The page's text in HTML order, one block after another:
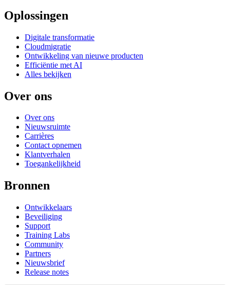
Oplossingen
Digitale transformatie
Cloudmigratie
Ontwikkeling van nieuwe producten
Efficiëntie met AI
Alles bekijken
Over ons
Over ons
Nieuwsruimte
Carrières
Contact opnemen
Klantverhalen
Toegankelijkheid
Bronnen
Ontwikkelaars
Beveiliging
Support
Training Labs
Community
Partners
Nieuwsbrief
Release notes